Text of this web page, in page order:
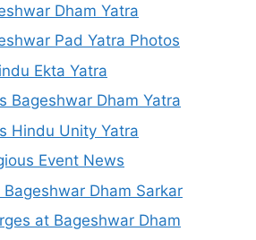
Dham Yatra
Pad Yatra Photos
Ekta Yatra
Bageshwar Dham Yatra
Hindu Unity Yatra
Event News
Dham Sarkar
at Bageshwar Dham